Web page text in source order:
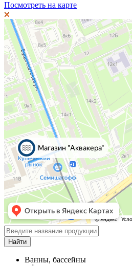
Посмотреть на карте
Ванны, бассейны